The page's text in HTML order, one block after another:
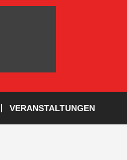
VERANSTALTUNGEN